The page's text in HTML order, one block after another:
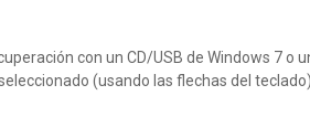
con un CD/USB de Windows 7 o
(usando las flechas del